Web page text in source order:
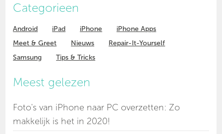
Categorieen
Android iPad iPhone
iPhone Apps
Meet & Greet
Nieuws
Repair-It-Yourself
Samsung
Tips & Tricks
Meest gelezen
Foto's van iPhone naar PC overzetten: Zo
makkelijk is het in 2020!